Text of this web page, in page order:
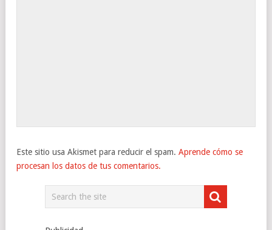
Este sitio usa Akismet para reducir el spam. Aprende cómo se
procesan los datos de tus comentarios.